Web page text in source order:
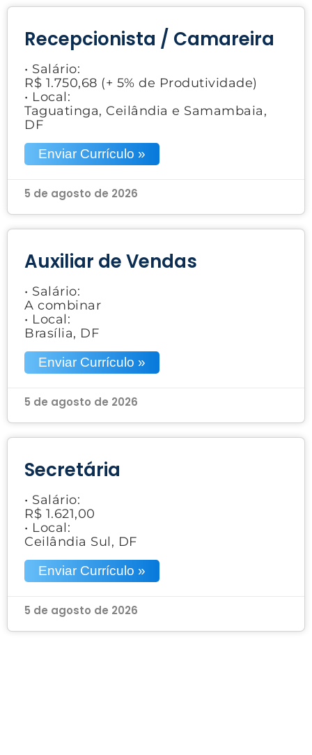
Recepcionista / Camareira
• Salário:
R$ 1.750,68 (+ 5% de Produtividade)
• Local:
Taguatinga, Ceilândia e Samambaia,
DF
Enviar Currículo »
5 de agosto de 2026
Auxiliar de Vendas
• Salário:
A combinar
• Local:
Brasília, DF
Enviar Currículo »
5 de agosto de 2026
Secretária
• Salário:
R$ 1.621,00
• Local:
Ceilândia Sul, DF
Enviar Currículo »
5 de agosto de 2026